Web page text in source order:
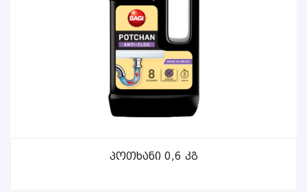
ᲕᲠᲪᲚᲐᲓ
Პოთხანი 0,6 Კგ